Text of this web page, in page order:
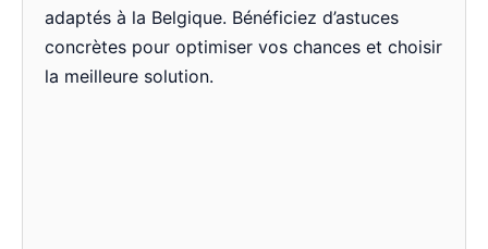
adaptés à la Belgique. Bénéficiez d’astuces
concrètes pour optimiser vos chances et choisir
la meilleure solution.